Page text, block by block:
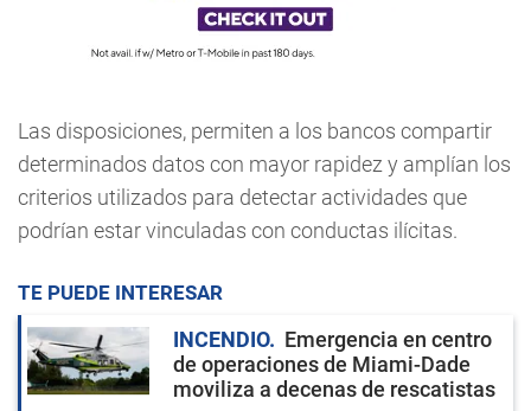
Las disposiciones, permiten a los bancos compartir
determinados datos con mayor rapidez y amplían los
criterios utilizados para detectar actividades que
podrían estar vinculadas con conductas ilícitas.
TE PUEDE INTERESAR
INCENDIO
Emergencia en centro
de operaciones de Miami-Dade
moviliza a decenas de rescatistas